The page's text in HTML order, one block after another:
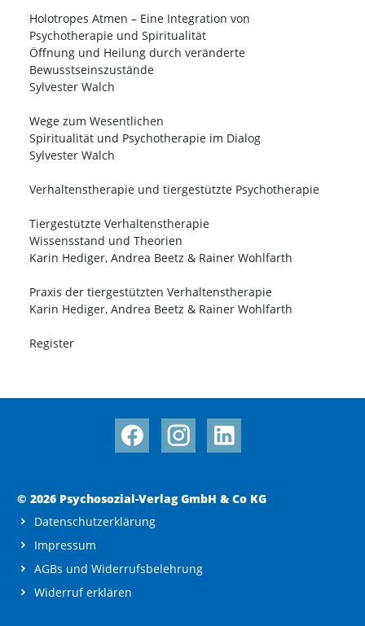
Holotropes Atmen – Eine Integration von
Psychotherapie und Spiritualität
Öffnung und Heilung durch veränderte
Bewusstseinszustände
Sylvester Walch
Wege zum Wesentlichen
Spiritualität und Psychotherapie im Dialog
Sylvester Walch
Verhaltenstherapie und tiergestützte Psychotherapie
Tiergestützte Verhaltenstherapie
Wissensstand und Theorien
Karin Hediger, Andrea Beetz & Rainer Wohlfarth
Praxis der tiergestützten Verhaltenstherapie
Karin Hediger, Andrea Beetz & Rainer Wohlfarth
Register
© 2026 Psychosozial-Verlag GmbH & Co KG
Datenschutzerklärung
Impressum
AGBs und Widerrufsbelehrung
Widerruf erklären